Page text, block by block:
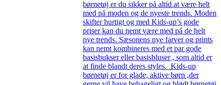
børnetøj er du sikker på altid at være helt
med på moden og de nyeste trends. Moden
skifter hurtigt og med Kids-up’s gode
priser kan du nemt være med på de helt
nye trends. Sæsonens nye farver og prints
kan nemt kombineres med et par gode
basisbukser eller basisbluser , som altid er
at finde blandt deres styles. Kids-up
børnetøj er for glade, aktive børn ,der